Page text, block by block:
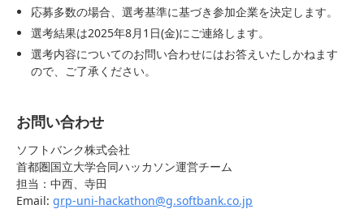
応募多数の場合、選考基準に基づき参加企業を決定します。
選考結果は2025年8月1日(金)にご連絡します。
選考内容についてのお問い合わせにはお答えいたしかねます
ので、ご了承ください。
お問い合わせ
ソフトバンク株式会社
首都圏国立大学合同ハッカソン運営チーム
担当：中西、寺田
Email: grp-uni-hackathon@g.softbank.co.jp